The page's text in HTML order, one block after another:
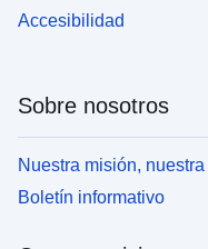
Accesibilidad
Sobre nosotros
Nuestra misión,
Boletín informativo